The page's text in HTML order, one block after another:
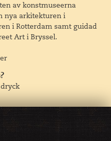
sin egen vision.
Ron Mueck och
tiden för vårt besök
som vi inte ännu
guidad visning till någon
är underbart vacker och
av en av världens
Oudolf. Han ligger bland
men också de fina
av konstmuseerna
nya arkitekturen i
i Rotterdam samt guidad
Art i Bryssel.